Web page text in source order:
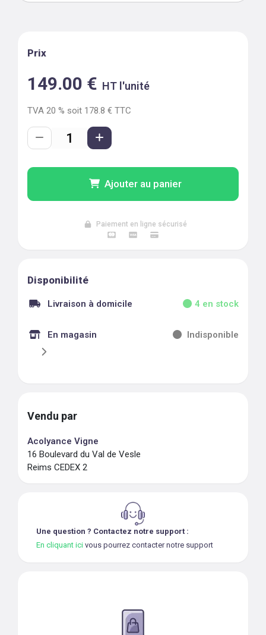
Prix
149.00 € HT l'unité
TVA 20 % soit 178.8 € TTC
Ajouter au panier
Paiement en ligne sécurisé
Disponibilité
Livraison à domicile 4 en stock
En magasin Indisponible
Vendu par
Acolyance Vigne
16 Boulevard du Val de Vesle
Reims CEDEX 2
Une question ? Contactez notre support :
En cliquant ici vous pourrez contacter notre support